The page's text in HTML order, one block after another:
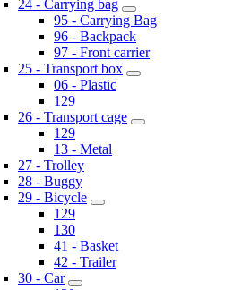
24 - Carrying bag
95 - Carrying Bag
96 - Backpack
97 - Front carrier
25 - Transport box
06 - Plastic
129
26 - Transport cage
129
13 - Metal
27 - Trolley
28 - Buggy
29 - Bicycle
129
130
41 - Basket
42 - Trailer
30 - Car